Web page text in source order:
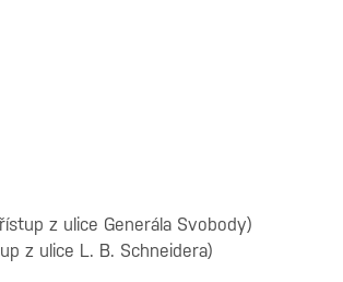
z ulice Generála Svobody)
z ulice L. B. Schneidera)